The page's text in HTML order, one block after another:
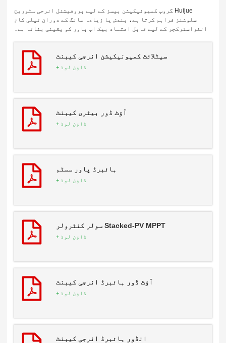
Huijue گروپ کمیونیکیشن بیسز کے لیے پروفیشنل انرجی سٹوریج
سلوشنز فراہم کرتا ہے، بندش یا زیادہ مانگ کے دوران ٹیلی کام
انفراسٹرکچر کے لیے قابل اعتماد بیک اپ پاور کو یقینی بناتا ہے۔
سیٹلائٹ کمیونیکیشن انرجی کیبنٹ
ڈاؤن لوڈ +
آؤٹ ڈور بیٹری کیبنٹ
ڈاؤن لوڈ +
ہائبرڈ پاور سسٹم
ڈاؤن لوڈ +
Stacked-PV MPPT سولر کنٹرولر
ڈاؤن لوڈ +
آؤٹ ڈور ہائبرڈ انرجی کیبنٹ
ڈاؤن لوڈ +
انڈور ہائبرڈ انرجی کیبنٹ